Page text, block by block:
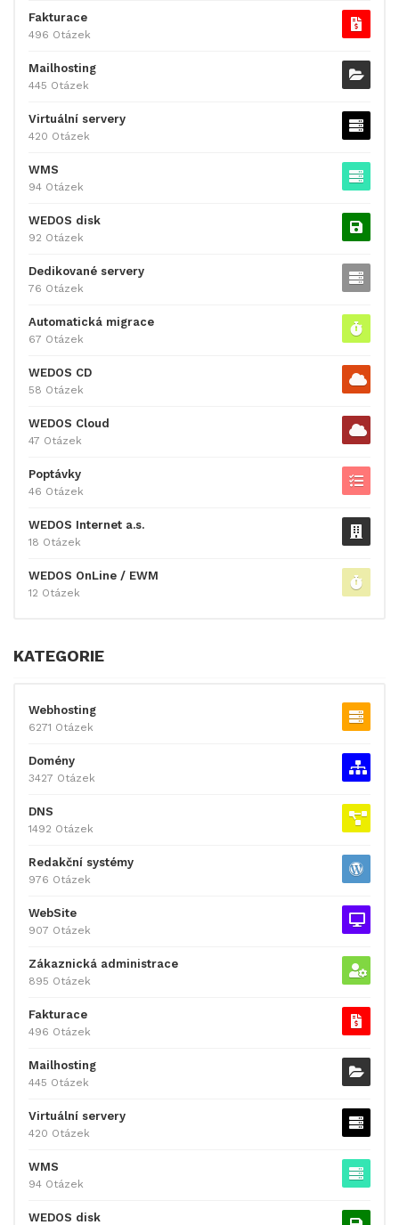
Fakturace
496 Otázek
Mailhosting
445 Otázek
Virtuální servery
420 Otázek
WMS
94 Otázek
WEDOS disk
92 Otázek
Dedikované servery
76 Otázek
Automatická migrace
67 Otázek
WEDOS CD
58 Otázek
WEDOS Cloud
47 Otázek
Poptávky
46 Otázek
WEDOS Internet a.s.
18 Otázek
WEDOS OnLine / EWM
12 Otázek
KATEGORIE
Webhosting
6271 Otázek
Domény
3427 Otázek
DNS
1492 Otázek
Redakční systémy
976 Otázek
WebSite
907 Otázek
Zákaznická administrace
895 Otázek
Fakturace
496 Otázek
Mailhosting
445 Otázek
Virtuální servery
420 Otázek
WMS
94 Otázek
WEDOS disk